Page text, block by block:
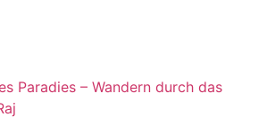
Paradies – Wandern durch das